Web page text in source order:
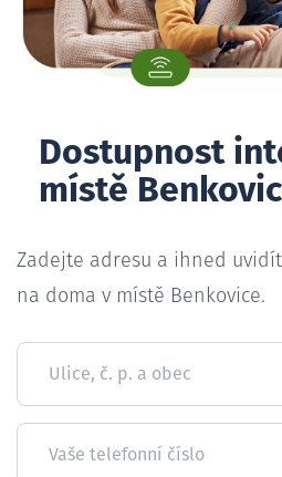
Dostupnost
místě
Zadejte adresu a ihned
na doma v místě Benkovice.
Ulice, č. p. a obec
Vaše telefonní číslo